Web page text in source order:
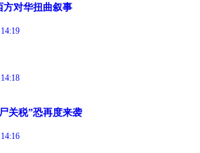
方对华扭曲叙事
关税”恐再度来袭